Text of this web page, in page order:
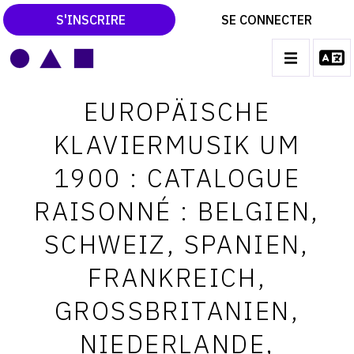
S'INSCRIRE SE CONNECTER
CATALOGUES RAISONNÉS
LES EXPOSITIONS
LES VERNISSAGES
ARCHIVES DES EXPOSITIONS
ACTUALITÉS DU MONDE DE L'ART
LIBRAIRIE : LIVRES & CATALOGUES
LEXIQUE ARTISTIQUE
EUROPÄISCHE
KLAVIERMUSIK UM
1900 : CATALOGUE
RAISONNÉ : BELGIEN,
SCHWEIZ, SPANIEN,
FRANKREICH,
GROSSBRITANIEN,
NIEDERLANDE,